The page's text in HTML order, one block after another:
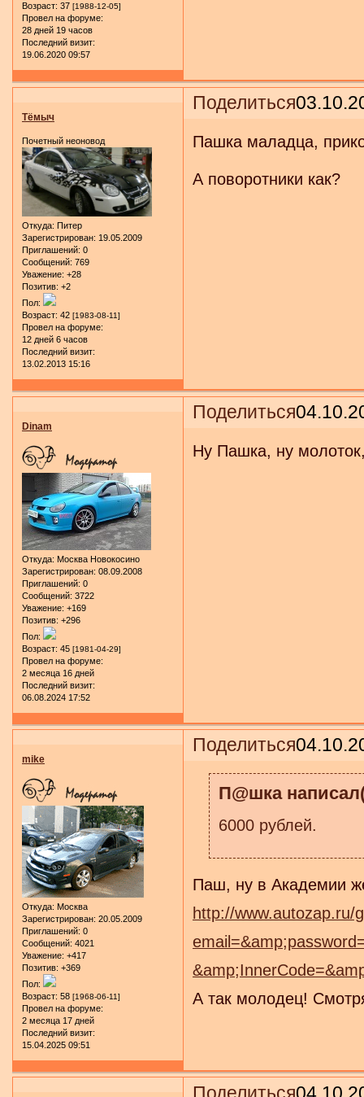
Возраст: 37 [1988-12-05]
Провел на форуме:
28 дней 19 часов
Последний визит:
19.06.2020 09:57
Поделиться
Тёмыч
Почетный неоновод
Откуда: Питер
Зарегистрирован: 19.05.2009
Приглашений: 0
Сообщений: 769
Уважение: +28
Позитив: +2
Пол:
Возраст: 42 [1983-08-11]
Провел на форуме:
12 дней 6 часов
Последний визит:
13.02.2013 15:16
Пашка маладца,
А поворотники как?
Поделиться
Dinam
Откуда: Москва Новокосино
Зарегистрирован: 08.09.2008
Приглашений: 0
Сообщений: 3722
Уважение: +169
Позитив: +296
Пол:
Возраст: 45 [1981-04-29]
Провел на форуме:
2 месяца 16 дней
Последний визит:
06.08.2024 17:52
Ну Пашка, ну молоток,
Поделиться
mike
Откуда: Москва
Зарегистрирован: 20.05.2009
Приглашений: 0
Сообщений: 4021
Уважение: +417
Позитив: +369
Пол:
Возраст: 58 [1968-06-11]
Провел на форуме:
2 месяца 17 дней
Последний визит:
15.04.2025 09:51
П@шка
6000 рублей.
Паш, ну в Академии
http://www.autozap.ru/
А так молодец!
Поделиться